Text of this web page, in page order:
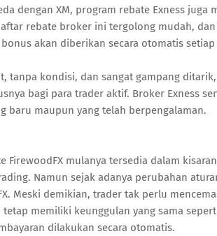
dengan XM, program rebate Exness
rebate broker ini tergolong mudah,
akan diberikan secara otomatis
tanpa kondisi, dan sangat gampang
bagi para trader aktif. Broker Exness
baru maupun yang telah berpengalaman.
FirewoodFX mulanya tersedia dalam
Namun sejak adanya perubahan
Meski demikian, trader tak perlu
memiliki keunggulan yang sama
dilakukan secara otomatis.